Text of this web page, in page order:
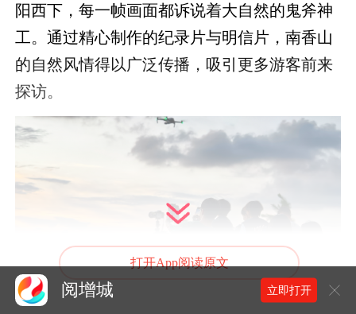
阳西下，每一帧画面都诉说着大自然的鬼斧神
工。通过精心制作的纪录片与明信片，南香山
的自然风情得以广泛传播，吸引更多游客前来
探访。
打开App阅读原文
阅增城 立即打开